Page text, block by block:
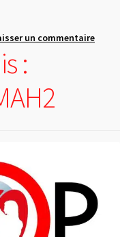
un commentaire
: